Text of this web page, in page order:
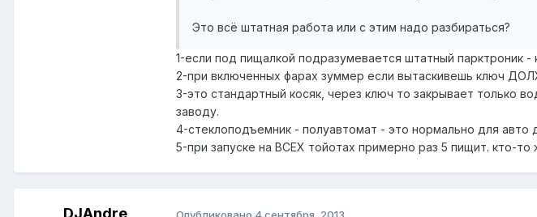
Это всё штатная работа или с этим надо разбираться?
1-если под пищалкой подразумевается штатный парктроник -
2-при включенных фарах зуммер если вытаскивешь ключ
3-это стандартный косяк, через ключ то закрывает только
заводу.
4-стеклоподъемник - полуавтомат - это нормально для авто
5-при запуске на ВСЕХ тойотах примерно раз 5 пищит. кто-